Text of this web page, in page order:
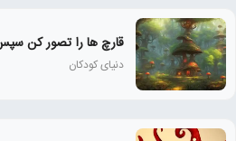
قارچ ها را تصور کن
دنیای کودکان